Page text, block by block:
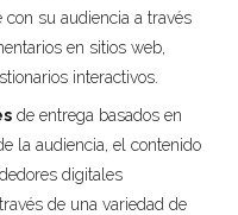
su audiencia a través
en sitios web,
interactivos.
de entrega basados ​​en
la audiencia, el contenido
digitales
de una variedad de